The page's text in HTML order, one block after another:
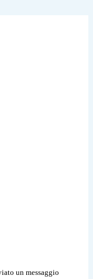
un messaggio